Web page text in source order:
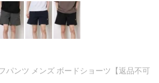
パンツ メンズ ボードショーツ【返品不可